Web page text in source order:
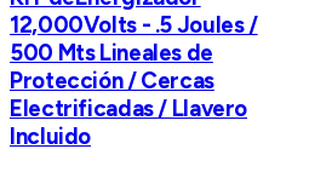
12,000Volts - .5 Joules /
500 Mts Lineales de
Protección / Cercas
Electrificadas / Llavero
Incluido